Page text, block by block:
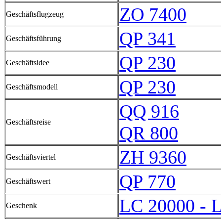
Geschäftsflugzeug ZO 7400
Geschäftsführung QP 341
Geschäftsidee QP 230
Geschäftsmodell QP 230
Geschäftsreise
QQ 916
QR 800
Geschäftsviertel ZH 9360
Geschäftswert QP 770
Geschenk
LC 20000 -